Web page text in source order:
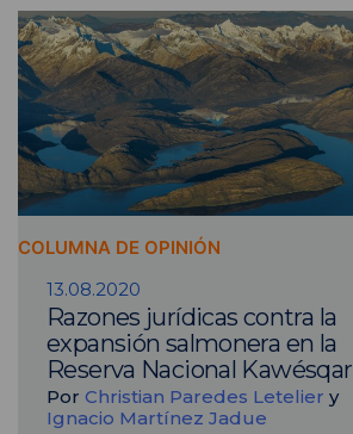
COLUMNA DE OPINIÓN
13.08.2020
Razones jurídicas contra la
expansión salmonera en la
Reserva Nacional Kawésqar
Por Christian Paredes Letelier y
Ignacio Martínez Jadue